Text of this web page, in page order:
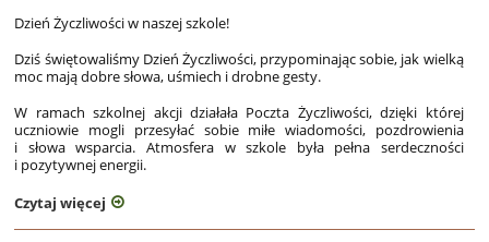
Dzień Życzliwości w naszej szkole!
Dziś świętowaliśmy Dzień Życzliwości, przypominając sobie, jak wielką
moc mają dobre słowa, uśmiech i drobne gesty.
W ramach szkolnej akcji działała Poczta Życzliwości, dzięki której
uczniowie mogli przesyłać sobie miłe wiadomości, pozdrowienia
i słowa wsparcia. Atmosfera w szkole była pełna serdeczności
i pozytywnej energii.
Czytaj więcej